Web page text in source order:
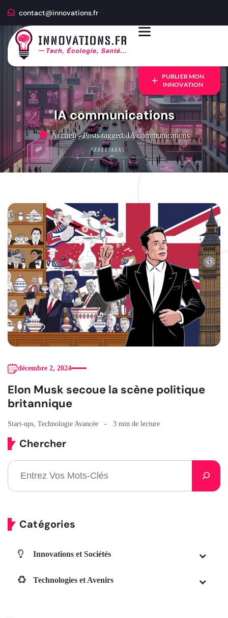
contact@innovations.fr
PUBLIER MON
INNOVATION
IA communications
Accueil - Posts tagged: IA communications
décembre 2, 2024
Elon Musk secoue la scène politique
britannique
Start-ups Technologie Avancée 3 min de lecture
Chercher
Catégories
Innovations et Sociétés
Technologies et Avenirs